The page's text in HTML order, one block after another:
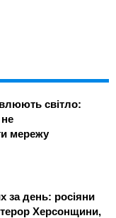
світло:
мережу
за день: росіяни
Херсонщини,